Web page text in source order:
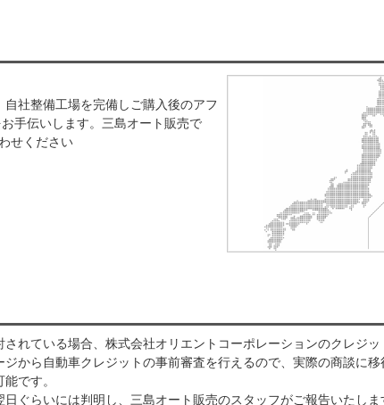
社整備工場を完備しご購入後のアフ
手伝いします。三島オート販売で
せください
されている場合、株式会社オリエントコーポレーションのクレジ
ジから自動車クレジットの事前審査を行えるので、実際の商談に移
です。
ぐらいには判明し、三島オート販売のスタッフがご報告いたしま